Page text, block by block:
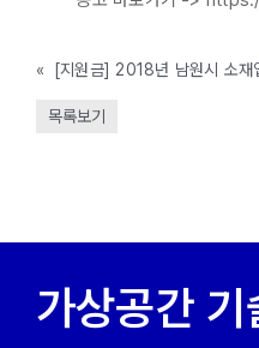
« [지원금] 2018년 남원시 소재
목록보기